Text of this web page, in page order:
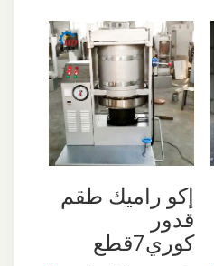
إكو راميك طقم
قدور
كوري7قطع